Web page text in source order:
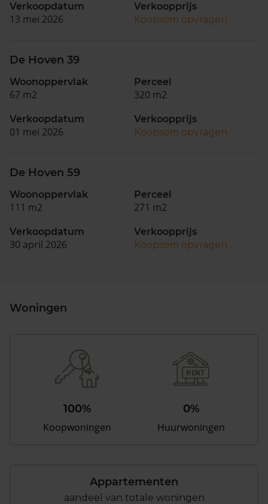
Verkoopdatum
13 mei 2026
Verkoopprijs
Koopsom opvragen
De Hoven 39
Woonoppervlak
67 m2
Perceel
320 m2
Verkoopdatum
01 mei 2026
Verkoopprijs
Koopsom opvragen
De Hoven 59
Woonoppervlak
111 m2
Perceel
271 m2
Verkoopdatum
30 april 2026
Verkoopprijs
Koopsom opvragen
Woningen
100%
Koopwoningen
0%
Huurwoningen
Appartementen
aandeel van totale woningen